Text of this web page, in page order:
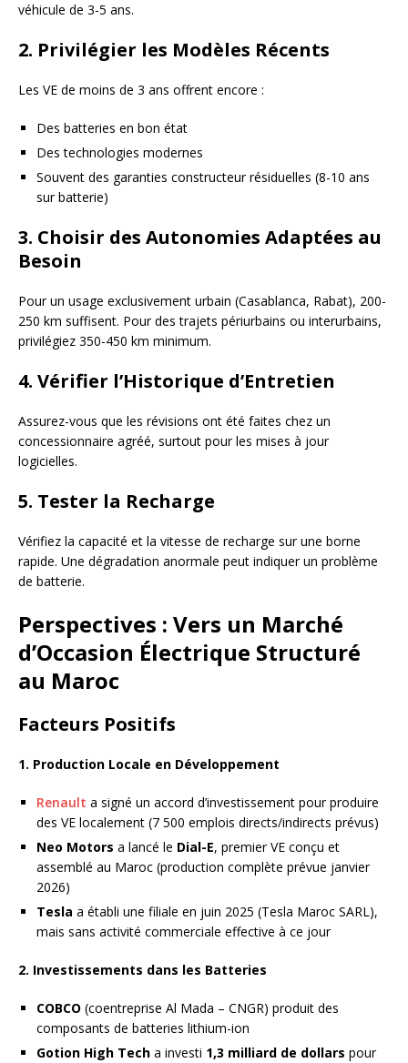
véhicule de 3-5 ans.
2. Privilégier les Modèles Récents
Les VE de moins de 3 ans offrent encore :
Des batteries en bon état
Des technologies modernes
Souvent des garanties constructeur résiduelles (8-10 ans
sur batterie)
3. Choisir des Autonomies Adaptées au
Besoin
Pour un usage exclusivement urbain (Casablanca, Rabat), 200-
250 km suffisent. Pour des trajets périurbains ou interurbains,
privilégiez 350-450 km minimum.
4. Vérifier l’Historique d’Entretien
Assurez-vous que les révisions ont été faites chez un
concessionnaire agréé, surtout pour les mises à jour
logicielles.
5. Tester la Recharge
Vérifiez la capacité et la vitesse de recharge sur une borne
rapide. Une dégradation anormale peut indiquer un problème
de batterie.
Perspectives : Vers un Marché
d’Occasion Électrique Structuré
au Maroc
Facteurs Positifs
1. Production Locale en Développement
Renault a signé un accord d’investissement pour produire
des VE localement (7 500 emplois directs/indirects prévus)
Neo Motors a lancé le Dial-E, premier VE conçu et
assemblé au Maroc (production complète prévue janvier
2026)
Tesla a établi une filiale en juin 2025 (Tesla Maroc SARL),
mais sans activité commerciale effective à ce jour
2. Investissements dans les Batteries
COBCO (coentreprise Al Mada – CNGR) produit des
composants de batteries lithium-ion
Gotion High Tech a investi 1,3 milliard de dollars pour